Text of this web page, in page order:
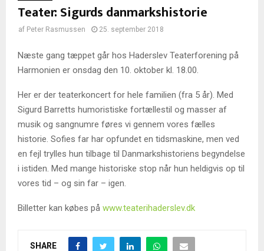
Teater: Sigurds danmarkshistorie
af Peter Rasmussen 25. september 2018
Næste gang tæppet går hos Haderslev Teaterforening på
Harmonien er onsdag den 10. oktober kl. 18.00.
Her er der teaterkoncert for hele familien (fra 5 år). Med
Sigurd Barretts humoristiske fortællestil og masser af
musik og sangnumre føres vi gennem vores fælles
historie. Sofies far har opfundet en tidsmaskine, men ved
en fejl trylles hun tilbage til Danmarkshistoriens begyndelse
i istiden. Med mange historiske stop når hun heldigvis op til
vores tid – og sin far – igen.
Billetter kan købes på www.teaterihaderslev.dk
SHARE